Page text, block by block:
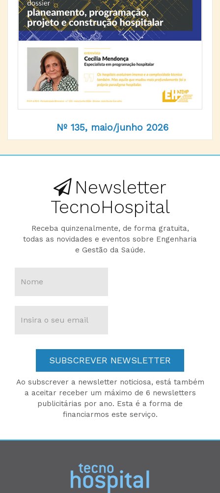
Nº 135, maio/junho 2026
Newsletter
TecnoHospital
Receba quinzenalmente, de forma gratuita,
todas as novidades e eventos sobre Engenharia
e Gestão da Saúde.
SUBSCREVER NEWSLETTER
Ao subscrever a newsletter noticiosa, está também
a aceitar receber um máximo de 6 newsletters
publicitárias por ano. Esta é a forma de
financiarmos este serviço.